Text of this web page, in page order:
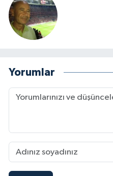
Yorumlar